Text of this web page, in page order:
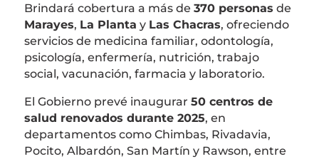
Brindará cobertura a más de 370 personas de
Marayes, La Planta y Las Chacras, ofreciendo
servicios de medicina familiar, odontología,
psicología, enfermería, nutrición, trabajo
social, vacunación, farmacia y laboratorio.
El Gobierno prevé inaugurar 50 centros de
salud renovados durante 2025, en
departamentos como Chimbas, Rivadavia,
Pocito, Albardón, San Martín y Rawson, entre